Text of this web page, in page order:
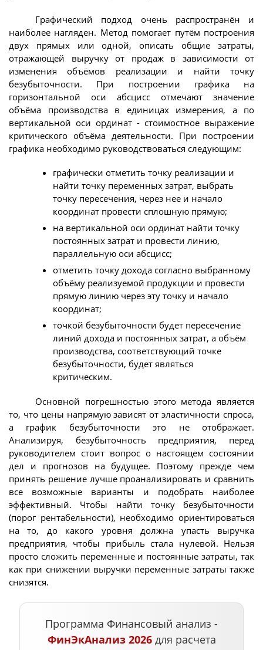
Графический подход очень распространён и
наиболее нагляден. Метод помогает путём построения
двух прямых или одной, описать общие затраты,
отражающей выручку от продаж в зависимости от
изменения объёмов реализации и найти точку
безубыточности. При построении графика на
горизонтальной оси абсцисс отмечают значение
объёма производства в единицах измерения, а по
вертикальной оси ординат - стоимостное выражение
критического объёма деятельности. При построении
графика необходимо руководствоваться следующим:
графически отметить точку реализации и
найти точку переменных затрат, выбрать
точку пересечения, через нее и начало
координат провести сплошную прямую;
на вертикальной оси ординат найти точку
постоянных затрат и провести линию,
параллельную оси абсцисс;
отметить точку дохода согласно выбранному
объёму реализуемой продукции и провести
прямую линию через эту точку и начало
координат;
точкой безубыточности будет пересечение
линий дохода и постоянных затрат, а объём
производства, соответствующий точке
безубыточности, будет являться
критическим.
Основной погрешностью этого метода является
то, что цены напрямую зависят от эластичности спроса,
а график безубыточности это не отображает.
Анализируя, безубыточность предприятия, перед
руководителем стоит вопрос о настоящем состоянии
дел и прогнозов на будущее. Поэтому прежде чем
принять решение лучше проанализировать и сравнить
все возможные варианты и подобрать наиболее
эффективный. Чтобы найти точку безубыточности
(порог рентабельности), необходимо ориентироваться
на то, до какого уровня должна упасть выручка
предприятия, чтобы прибыль стала нулевой. Нельзя
просто сложить переменные и постоянные затраты, так
как при снижении выручки переменные затраты также
снизятся.
Программа Финансовый анализ -
ФинЭкАнализ 2026для расчета